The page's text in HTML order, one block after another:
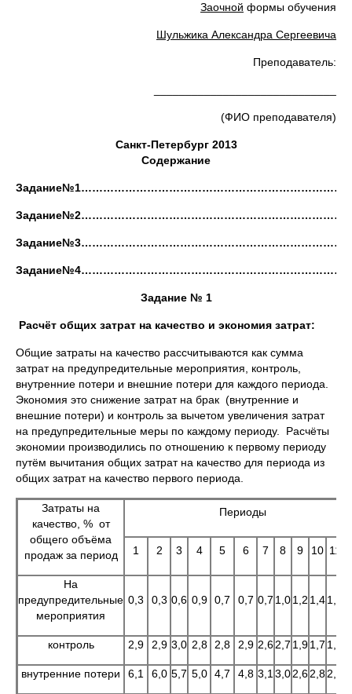
Заочной формы обучения
Шульжика Александра Сергеевича
Преподаватель:
(ФИО преподавателя)
Санкт-Петербург 2013
Содержание
Задание № 1
Расчёт общих затрат на качество и экономия затрат:
Общие затраты на качество рассчитываются как сумма
затрат на предупредительные мероприятия, контроль,
внутренние потери и внешние потери для каждого периода.
Экономия это снижение затрат на брак (внутренние и
внешние потери) и контроль за вычетом увеличения затрат
на предупредительные меры по каждому периоду. Расчёты
экономии производились по отношению к первому периоду
путём вычитания общих затрат на качество для периода из
общих затрат на качество первого периода.
Затраты на
качество, % от
общего объёма
продаж за период
Периоды
1 2 3 4 5 6 7 8 9 10 11
На
предупредительные
мероприятия
0,3 0,3 0,6 0,9 0,7 0,7 0,7 1,01,2 1,41,3
контроль 2,9 2,9 3,0 2,8 2,8 2,9 2,62,7 1,91,7 1,5
внутренние потери 6,1 6,0 5,7 5,0 4,7 4,8 3,1 3,02,62,82,6